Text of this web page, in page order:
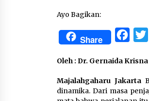
Ayo Bagikan:
Share
Oleh : Dr. Gernaida
Majalahgaharu Jakarta
dinamika. Dari masa